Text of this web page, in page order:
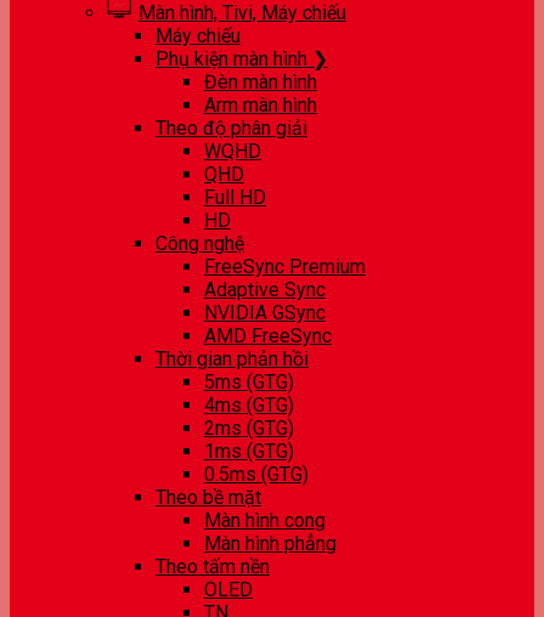
Màn hình, Tivi, Máy chiếu
Máy chiếu
Phụ kiện màn hình ❯
Đèn màn hình
Arm màn hình
Theo độ phân giải
WQHD
QHD
Full HD
HD
Công nghệ
FreeSync Premium
Adaptive Sync
NVIDIA GSync
AMD FreeSync
Thời gian phản hồi
5ms (GTG)
4ms (GTG)
2ms (GTG)
1ms (GTG)
0.5ms (GTG)
Theo bề mặt
Màn hình cong
Màn hình phẳng
Theo tấm nền
OLED